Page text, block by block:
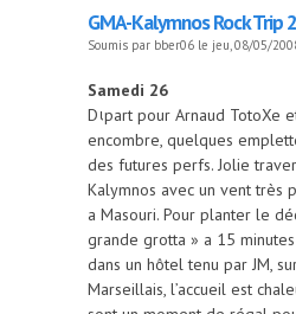
GMA-Kalymnos Rock Trip
Soumis par bber06 le jeu, 08/05/
Samedi 26
Dιpart pour Arnaud TotoXe
encombre, quelques
des futures perfs. Jolie
Kalymnos avec un vent très
a Masouri. Pour planter le
grande grotta » a 15
dans un hôtel tenu par JM,
Marseillais, l’accueil est